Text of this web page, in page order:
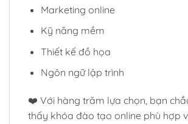
Marketing online
Kỹ năng mềm
Thiết kế đồ họa
Ngôn ngữ lập trình
❤️ Với hàng trăm lựa chọn, bạn
thấy khóa đào tạo online phù hợp